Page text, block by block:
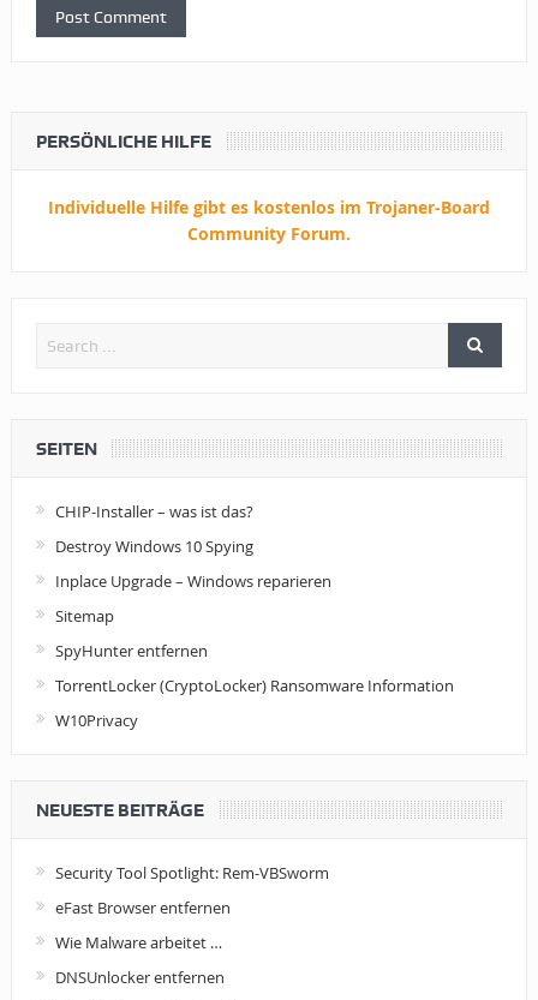
PERSÖNLICHE HILFE
Individuelle Hilfe gibt es kostenlos im Trojaner-Board
Community Forum.
SEITEN
CHIP-Installer – was ist das?
Destroy Windows 10 Spying
Inplace Upgrade – Windows reparieren
Sitemap
SpyHunter entfernen
TorrentLocker (CryptoLocker) Ransomware Information
W10Privacy
NEUESTE BEITRÄGE
Security Tool Spotlight: Rem-VBSworm
eFast Browser entfernen
Wie Malware arbeitet …
DNSUnlocker entfernen